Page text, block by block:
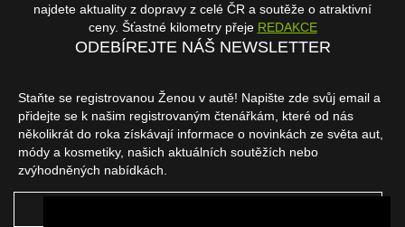
najdete aktuality z dopravy z celé ČR a soutěže o atraktivní
ceny. Šťastné kilometry přeje REDAKCE
ODEBÍREJTE NÁŠ NEWSLETTER
Staňte se registrovanou Ženou v autě! Napište zde svůj email a
přidejte se k našim registrovaným čtenářkám, které od nás
několikrát do roka získávají informace o novinkách ze světa aut,
módy a kosmetiky, našich aktuálních soutěžích nebo
zvýhodněných nabídkách.